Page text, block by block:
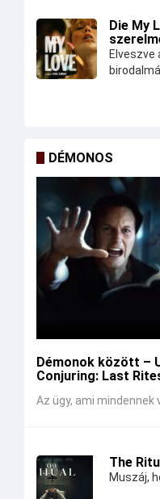
Die My
Elveszve
DÉMONOS
Démonok között –
Conjuring: Last
Az ügy, ami mindennek
The
Muszáj,